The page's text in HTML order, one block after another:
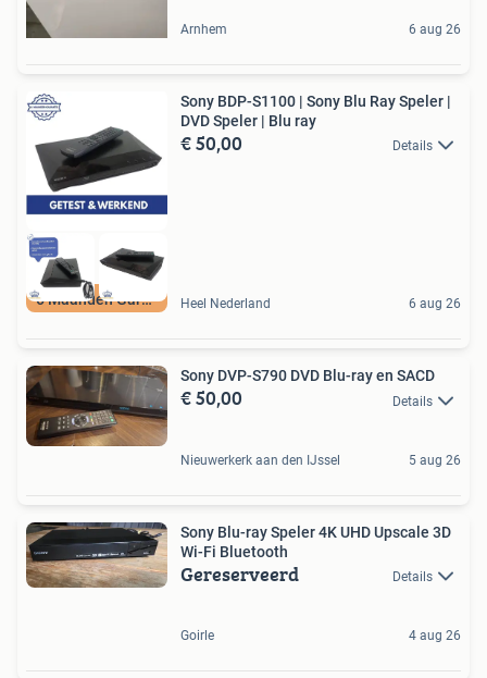
Arnhem 6 aug 26
6 Maanden Garantie
Sony BDP-S1100 | Sony Blu Ray Speler |
DVD Speler | Blu ray
€ 50,00 Details
Heel Nederland 6 aug 26
Sony DVP-S790 DVD Blu-ray en SACD
€ 50,00 Details
Nieuwerkerk aan den IJssel 5 aug 26
Sony Blu-ray Speler 4K UHD Upscale 3D
Wi-Fi Bluetooth
Gereserveerd Details
Goirle 4 aug 26